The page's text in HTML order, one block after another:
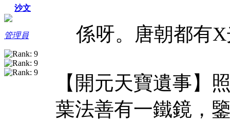
沙文
管理員 係呀。唐朝都有X
【開元天寶遺事】
葉法善有一鐵鏡，